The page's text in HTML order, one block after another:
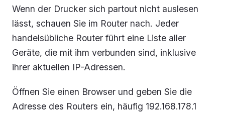
Wenn der Drucker sich partout nicht auslesen
lässt, schauen Sie im Router nach. Jeder
handelsübliche Router führt eine Liste aller
Geräte, die mit ihm verbunden sind, inklusive
ihrer aktuellen IP-Adressen.
Öffnen Sie einen Browser und geben Sie die
Adresse des Routers ein, häufig 192.168.178.1